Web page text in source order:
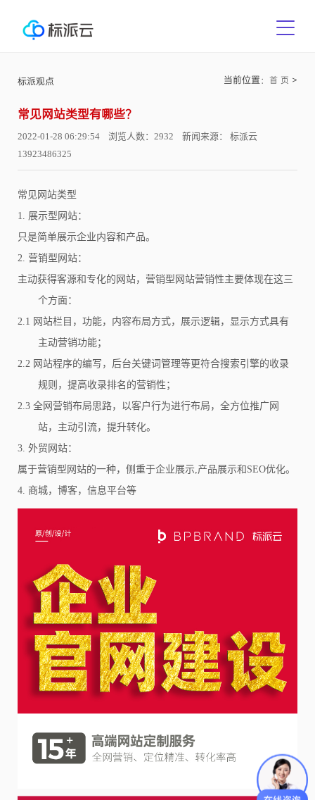
标派观点 当前位置： 首 页 >
常见网站类型有哪些？
2022-01-28 06:29:54 浏览人数：2932 新闻来源： 标派云
13923486325
常见网站类型
1. 展示型网站：
只是简单展示企业内容和产品。
2. 营销型网站：
主动获得客源和专化的网站，营销型网站营销性主要体现在这三
个方面：
2.1 网站栏目，功能，内容布局方式，展示逻辑，显示方式具有
主动营销功能；
2.2 网站程序的编写，后台关键词管理等更符合搜索引擎的收录
规则，提高收录排名的营销性；
2.3 全网营销布局思路，以客户行为进行布局，全方位推广网
站，主动引流，提升转化。
3. 外贸网站：
属于营销型网站的一种，侧重于企业展示,产品展示和SEO优化。
4. 商城，博客，信息平台等